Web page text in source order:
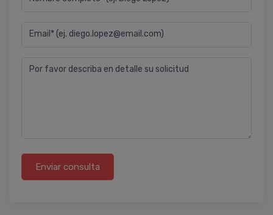
Email* (ej. diego.lopez@email.com)
Por favor describa en detalle su solicitud
Enviar consulta